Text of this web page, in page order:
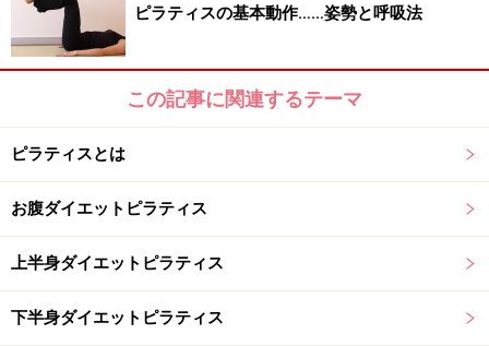
ピラティスの基本動作……姿勢と呼吸法
この記事に関連するテーマ
ピラティスとは
お腹ダイエットピラティス
上半身ダイエットピラティス
下半身ダイエットピラティス